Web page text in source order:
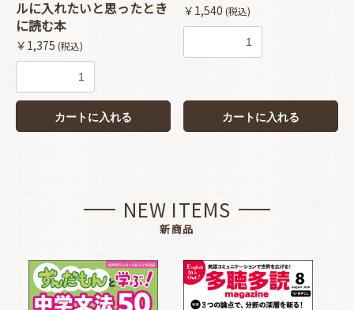
ルに入れたいと思ったとき
に読む本
￥1,375 (税込)
カートに入れる
￥1,540 (税込)
カートに入れる
NEW ITEMS
新商品